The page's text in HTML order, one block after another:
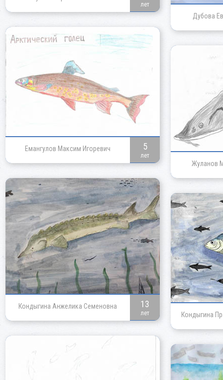
лет
Дубова
Емангулов Максим Игоревич 5
лет
Жуланов
Кондыгина Анжелика Семеновна 13
лет Кондыгина